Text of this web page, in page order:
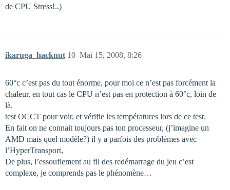
de CPU Stress!..)
ikaruga_hacknut Mai 15, 2008, 8:26
10
60°c c’est pas du tout énorme, pour moi ce n’est pas forcément la
chaleur, en tout cas le CPU n’est pas en protection à 60°c, loin de
là.
test OCCT pour voir, et vérifie les températures lors de ce test.
En fait on ne connait toujours pas ton processeur, (j’imagine un
AMD mais quel modèle?) il y a parfois des problèmes avec
l’HyperTransport,
De plus, l’essouflement au fil des redémarrage du jeu c’est
complexe, je comprends pas le phénomène…